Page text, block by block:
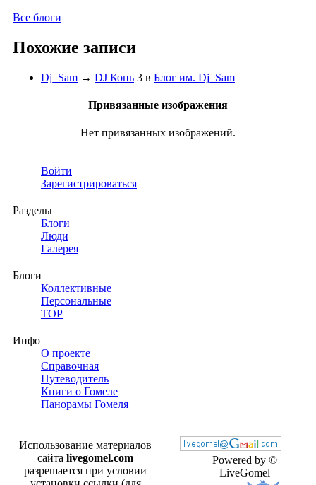
Все блоги
Похожие записи
Dj_Sam → DJ Конь 3 в Блог им. Dj_Sam
Привязанные изображения
Нет привязанных изображений.
Войти
Зарегистрироваться
Разделы
Блоги
Люди
Галерея
Блоги
Коллективные
Персональные
TOP
Инфо
О проекте
Справочная
Путеводитель
Книги о Гомеле
Панорамы Гомеля
Powered by ©
LiveGomel
Использование материалов
сайта livegomel.com
разрешается при условии